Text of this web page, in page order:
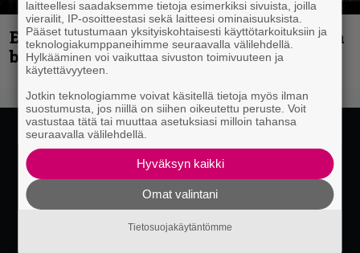
Espoon syyskuu käynnistyy kotimaisen
black metalin merkeissä
laitteellesi saadaksemme tietoja esimerkiksi sivuista, joilla
vierailit, IP-osoitteestasi sekä laitteesi ominaisuuksista.
Pääset tutustumaan yksityiskohtaisesti käyttötarkoituksiin ja
teknologiakumppaneihimme seuraavalla välilehdellä.
Hylkääminen voi vaikuttaa sivuston toimivuuteen ja
käytettävyyteen.
Jotkin teknologiamme voivat käsitellä tietoja myös ilman
suostumusta, jos niillä on siihen oikeutettu peruste. Voit
vastustaa tätä tai muuttaa asetuksiasi milloin tahansa
seuraavalla välilehdellä.
Hyväksyn kaikki
Omat valintani
Tietosuojakäytäntömme